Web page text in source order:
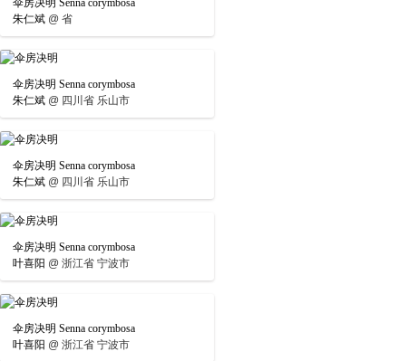
伞房决明 Senna corymbosa
朱仁斌 @ 省
伞房决明 Senna corymbosa
朱仁斌 @ 四川省 乐山市
伞房决明 Senna corymbosa
朱仁斌 @ 四川省 乐山市
伞房决明 Senna corymbosa
叶喜阳 @ 浙江省 宁波市
伞房决明 Senna corymbosa
叶喜阳 @ 浙江省 宁波市